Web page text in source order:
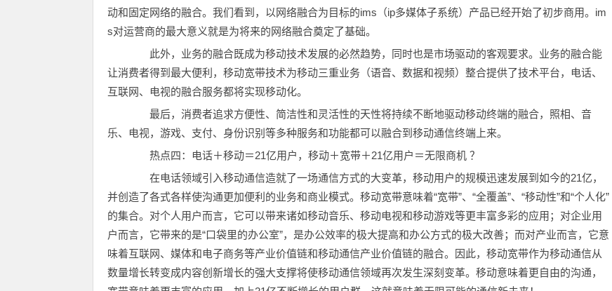
动和固定网络的融合。我们看到，以网络融合为目标的ims（ip多媒体子系统）产品已经开始了初步商用。im
s对运营商的最大意义就是为将来的网络融合奠定了基础。
此外，业务的融合既成为移动技术发展的必然趋势，同时也是市场驱动的客观要求。业务的融合能
让消费者得到最大便利，移动宽带技术为移动三重业务（语音、数据和视频）整合提供了技术平台，电话、
互联网、电视的融合服务都将实现移动化。
最后，消费者追求方便性、简洁性和灵活性的天性将持续不断地驱动移动终端的融合，照相、音
乐、电视，游戏、支付、身份识别等多种服务和功能都可以融合到移动通信终端上来。
热点四：电话＋移动＝21亿用户，移动＋宽带＋21亿用户＝无限商机 ？
在电话领域引入移动通信造就了一场通信方式的大变革，移动用户的规模迅速发展到如今的21亿，
并创造了各式各样使沟通更加便利的业务和商业模式。移动宽带意味着“宽带”、“全覆盖”、“移动性”和“个人化”
的集合。对个人用户而言，它可以带来诸如移动音乐、移动电视和移动游戏等更丰富多彩的应用；对企业用
户而言，它带来的是“口袋里的办公室”，是办公效率的极大提高和办公方式的极大改善；而对产业而言，它意
味着互联网、媒体和电子商务等产业价值链和移动通信产业价值链的融合。因此，移动宽带作为移动通信从
数量增长转变成内容创新增长的强大支撑将使移动通信领域再次发生深刻变革。移动意味着更自由的沟通，